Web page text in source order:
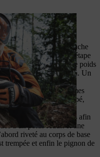
sont parfaitement
chaîne léger, l’ébauche
endroits lors d’une étape
permettant de réduire le poids
à un guide-chaîne plein. Un
les fraisages.
passe par les mêmes
: il est d’abord trempé,
est affûtée.
conçue en trois parties afin
à un poids réduit et une
riveté au corps de base
trempée et enfin le pignon de